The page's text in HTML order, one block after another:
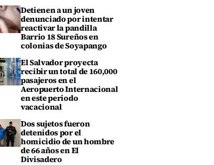
Detienen a un joven
denunciado por intentar
reactivar la pandilla
Barrio 18 Sureños en
colonias de Soyapango
El Salvador proyecta
recibir un total de 160,000
pasajeros en el
Aeropuerto Internacional
en este periodo
vacacional
Dos sujetos fueron
detenidos por el
homicidio de un hombre
de 66 años en El
Divisadero